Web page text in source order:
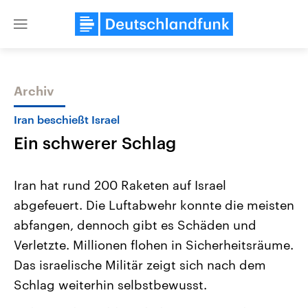
Close
Themen
Landtagswahl Sachsen-Anhalt
2026
Alle Informationen
Sachsen-Anhalt wählt am 6.
September 2026 einen neuen
Landtag. Seit 2021 wird das
Bundesland von einer Koalition aus
USA
Aktuelle Beiträge,
Hintergründe
Wirtschaftlich und
gehören die Vereinigten
mit großem Einfluss auf
Archiv
Iran beschießt Israel
Ein schwerer Schlag
Iran hat rund 200 Raketen auf Israel
abgefeuert. Die Luftabwehr konnte die meisten
abfangen, dennoch gibt es Schäden und
Verletzte. Millionen flohen in Sicherheitsräume.
Das israelische Militär zeigt sich nach dem
Schlag weiterhin selbstbewusst.